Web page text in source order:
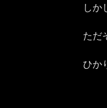
しか
ただ
ひか